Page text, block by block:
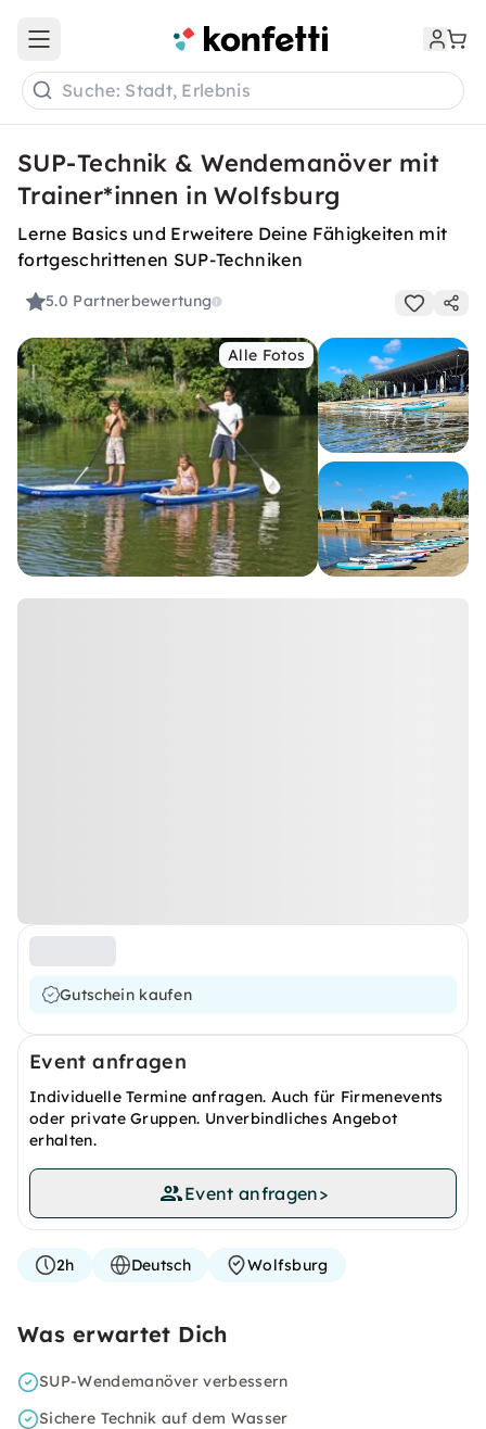
Open main menu
Suche: Stadt, Erlebnis
SUP-Technik & Wendemanöver mit
Trainer*innen in Wolfsburg
Lerne Basics und Erweitere Deine Fähigkeiten mit
fortgeschrittenen SUP-Techniken
5.0 Partnerbewertung
Alle Fotos
Gutschein kaufen
Event anfragen
Individuelle Termine anfragen. Auch für Firmenevents
oder private Gruppen. Unverbindliches Angebot
erhalten.
Event anfragen>
2h Deutsch Wolfsburg
Was erwartet Dich
SUP-Wendemanöver verbessern
Sichere Technik auf dem Wasser